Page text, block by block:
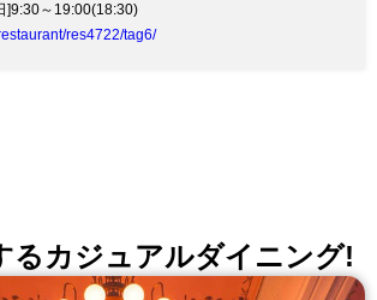
]9:30～19:00(18:30)
res4722/tag6/
るカジュアルダイニング!